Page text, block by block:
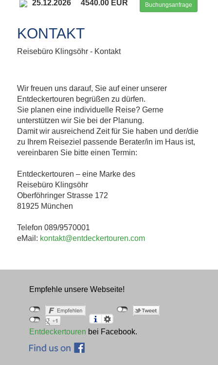
25.12.2026 4540.00 EUR Buchungsanfrage
KONTAKT
Reisebüro Klingsöhr - Kontakt
Wir freuen uns darauf, Sie auf einer unserer
Entdeckertouren begrüßen zu dürfen.
Sie planen eine individuelle Reise? Gerne
unterstützen wir Sie bei der Planung.
Damit wir ausreichend Zeit für Sie haben und der/die
zu Ihrem Reiseziel passende Berater/in im Haus ist,
vereinbaren Sie bitte einen Termin:
Entdeckertouren – eine Marke des
Reisebüro Klingsöhr
Oberföhringer Strasse 172
81925 München
Telefon 089/9570001
eMail: kontakt@entdeckertouren.com
Empfehle unsere Webseite!
Entdeckertouren bei Facebook.